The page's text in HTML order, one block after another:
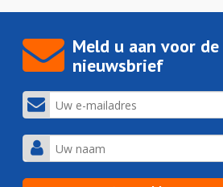
Meld u aan voor de
nieuwsbrief